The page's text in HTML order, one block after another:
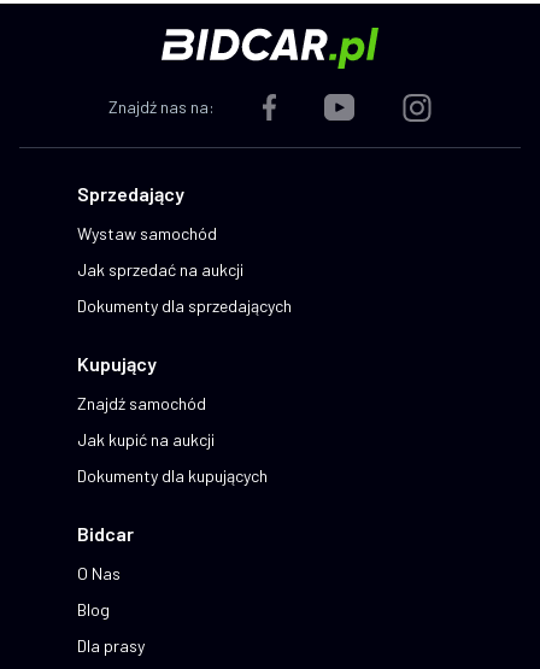
Znajdź nas na:
Sprzedający
Wystaw samochód
Jak sprzedać na aukcji
Dokumenty dla sprzedających
Kupujący
Znajdź samochód
Jak kupić na aukcji
Dokumenty dla kupujących
Bidcar
O Nas
Blog
Dla prasy